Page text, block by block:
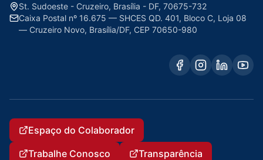
St. Sudoeste - Cruzeiro, Brasília - DF, 70675-732
Caixa Postal nº 16.675 — SHCES QD. 401, Bloco C, Loja 08
— Cruzeiro Novo, Brasília/DF, CEP 70650-980
Espaço do Colaborador
Trabalhe Conosco
Transparência